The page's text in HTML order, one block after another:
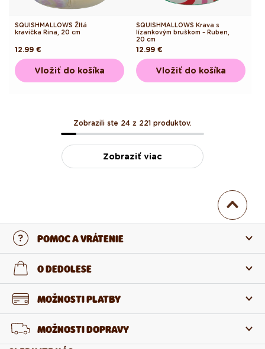
SQUISHMALLOWS Žltá
kravička Rina, 20 cm
Pôvodná
cena
12.99 €
Vložiť do košíka
SQUISHMALLOWS Krava s
lízankovým bruškom – Ruben,
20 cm
Pôvodná
cena
12.99 €
Vložiť do košíka
Zobrazili ste 24 z 221 produktov.
Zobraziť viac
POMOC A VRÁTENIE
Kontaktujte nás
Vrátenie a reklamácia
Odstúpenie od zmluvy
O DEDOLESE
O nás
Veľkoobchod
MOŽNOSTI PLATBY
MOŽNOSTI DOPRAVY